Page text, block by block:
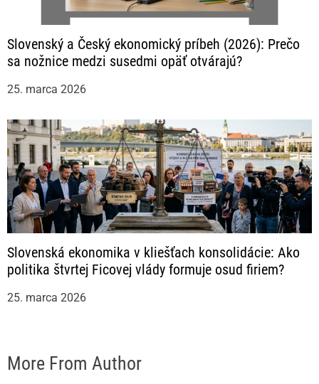
Slovenský a Český ekonomický príbeh (2026): Prečo
sa nožnice medzi susedmi opäť otvárajú?
25. marca 2026
Slovenská ekonomika v kliešťach konsolidácie: Ako
politika štvrtej Ficovej vlády formuje osud firiem?
25. marca 2026
More From Author